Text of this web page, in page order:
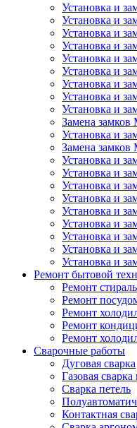
Установка и
Установка и
Установка и
Установка и
Установка и
Установка и
Установка и
Установка и
Установка и
Замена замков
Установка и
Замена замков
Установка и
Установка и
Установка и
Установка и
Установка и
Установка и
Установка и
Установка и
Установка и
Ремонт бытовой
Ремонт
Ремонт
Ремонт
Ремонт
Ремонт
Сварочные работы
Дуговая сварка
Газовая сварка
Сварка петель
Контактная